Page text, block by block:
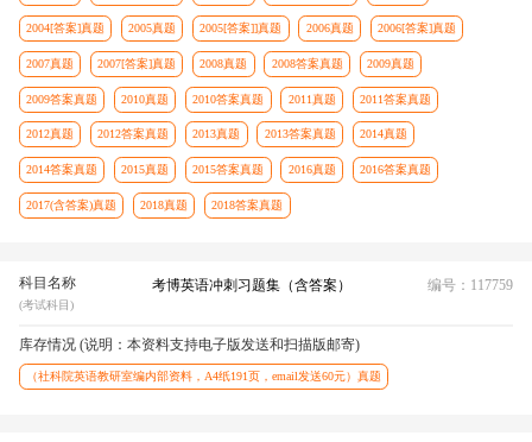
2004[答案]真题 2005真题 2005[答案]]真题 2006真题 2006[答案]真题
2007真题 2007[答案]真题 2008真题 2008答案真题 2009真题
2009答案真题 2010真题 2010答案真题 2011真题 2011答案真题
2012真题 2012答案真题 2013真题 2013答案真题 2014真题
2014答案真题 2015真题 2015答案真题 2016真题 2016答案真题
2017(含答案)真题 2018真题 2018答案真题
科目名称
(考试科目)
考博英语冲刺习题集（含答案） 编号：117759
库存情况 (说明：本资料支持电子版发送和扫描版邮寄)
（社科院英语教研室编内部资料，A4纸191页，email发送60元）真题